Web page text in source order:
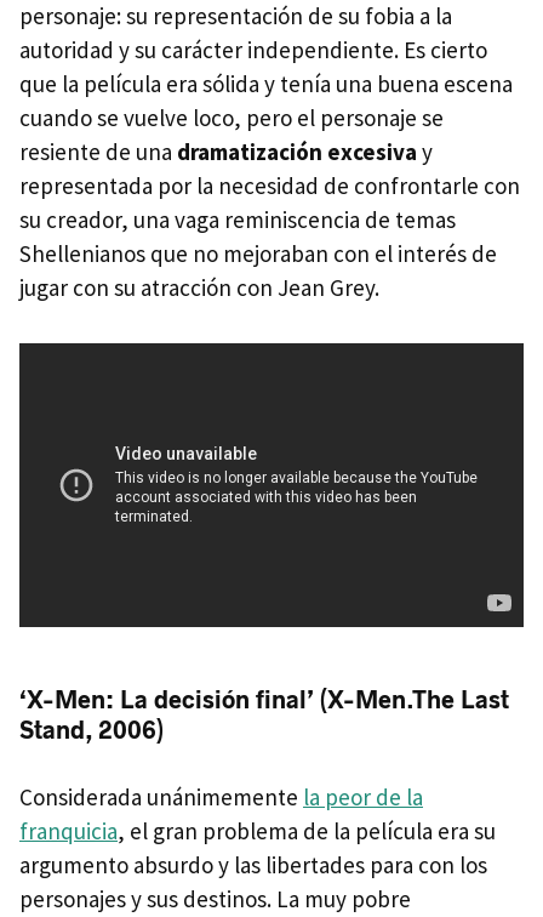
personaje: su representación de su fobia a la
autoridad y su carácter independiente. Es cierto
que la película era sólida y tenía una buena escena
cuando se vuelve loco, pero el personaje se
resiente de una dramatización excesiva y
representada por la necesidad de confrontarle con
su creador, una vaga reminiscencia de temas
Shellenianos que no mejoraban con el interés de
jugar con su atracción con Jean Grey.
‘X-Men: La decisión final’ (X-Men.The Last
Stand, 2006)
Considerada unánimemente la peor de la
franquicia, el gran problema de la película era su
argumento absurdo y las libertades para con los
personajes y sus destinos. La muy pobre